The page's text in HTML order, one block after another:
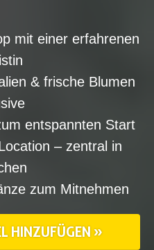
mit einer erfahrenen
& frische Blumen
entspannten Start
– zentral in
zum Mitnehmen
HINZUFÜGEN »